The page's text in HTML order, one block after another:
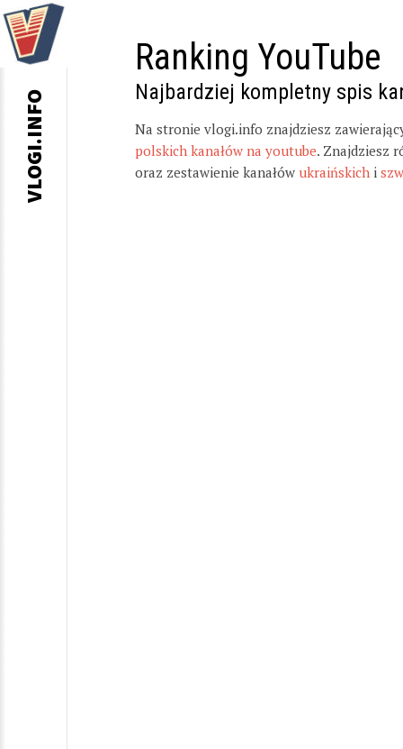
Ranking YouTube
Najbardziej kompletny spis
Na stronie vlogi.info znajdziesz
polskich kanałów na youtube. Znajdziesz
oraz zestawienie kanałów ukraińskich i
VLOGI.INFO